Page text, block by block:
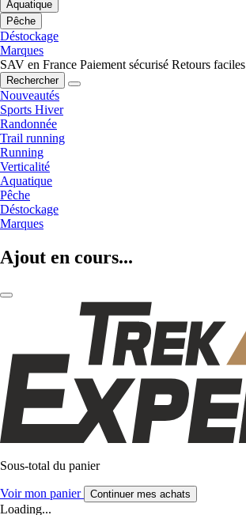
Aquatique
Pêche
Déstockage
Marques
SAV en France Paiement sécurisé Retours faciles
Rechercher
Nouveautés
Sports Hiver
Randonnée
Trail running
Running
Verticalité
Aquatique
Pêche
Déstockage
Marques
Ajout en cours...
Sous-total du panier
Voir mon panier Continuer mes achats
Loading...